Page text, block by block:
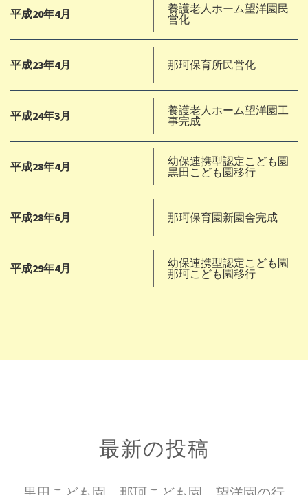
平成20年4月
養護老人ホーム望洋園民
営化
平成23年4月 那珂保育所民営化
平成24年3月
養護老人ホーム望洋園工
事完成
平成28年4月
幼保連携型認定こども園
黒田こども園移行
平成28年6月 那珂保育園新園舎完成
平成29年4月
幼保連携型認定こども園
那珂こども園移行
最新の投稿